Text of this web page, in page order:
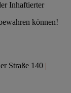
können!
Straße 140 |